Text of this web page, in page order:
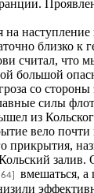
близко
считал,
большой
со
силы
из
вело
прикрытия,
залив.
вмешаться,